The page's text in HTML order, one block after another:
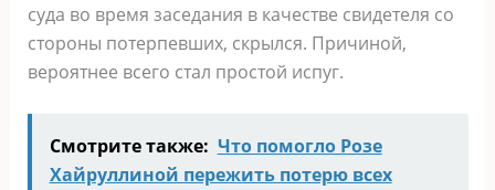
суда во время заседания в качестве свидетеля со
стороны потерпевших, скрылся. Причиной,
вероятнее всего стал простой испуг.
Смотрите также: Что помогло Розе
Хайруллиной пережить потерю всех